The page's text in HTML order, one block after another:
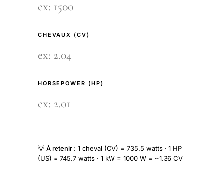
CHEVAUX (CV)
HORSEPOWER (HP)
💡 À retenir : 1 cheval (CV) = 735.5 watts · 1 HP
(US) = 745.7 watts · 1 kW = 1000 W = ~1.36 CV